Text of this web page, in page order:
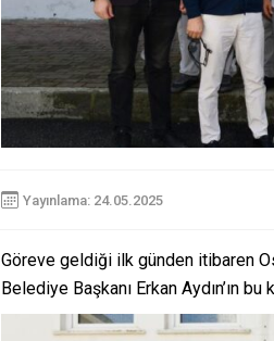
Yayınlama: 24.05.2025
Göreve geldiği ilk günden itibaren
Belediye Başkanı Erkan Aydın’ın